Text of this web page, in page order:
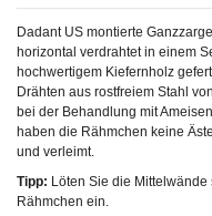
Dadant US montierte
horizontal verdrahtet in einem
hochwertigem Kiefernholz
Drähten aus rostfreiem Stahl
bei der Behandlung mit
haben die Rähmchen keine
und verleimt.
Tipp: Löten Sie die
Rähmchen ein.